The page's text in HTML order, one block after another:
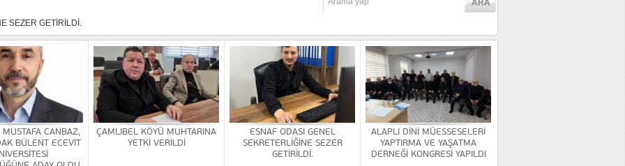
SEZER GETİRİLDİ.
YAŞATMA DERNEĞİ KONGRESİ YAPILDI
SONA ERDİ
KALDIRILDI
DÜZENLENDİ
BİNASİ YAPILACAK
MUSTAFA CANBAZ,
BÜLENT ECEVİT
ÇAMLIBEL KÖYÜ MUHTARINA
YETKİ VERİLDİ
ESNAF ODASI GENEL
SEKRETERLİĞİNE SEZER
GETİRİLDİ.
ALAPLI DİNİ MÜESSESELERİ
YAPTIRMA VE YAŞATMA
DERNEĞİ KONGRESİ YAPILDI